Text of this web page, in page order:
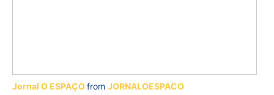
Jornal O ESPAÇOfrom JORNALOESPACO